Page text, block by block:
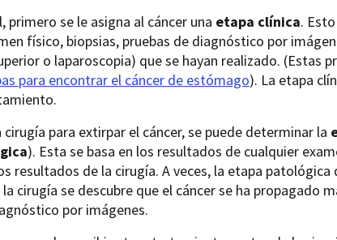
primero se le asigna al cáncer una etapa clínica.
físico, biopsias, pruebas de diagnóstico por
o laparoscopia) que se hayan realizado. (Estas
para encontrar el cáncer de estómago). La etapa
cirugía para extirpar el cáncer, se puede determinar la
). Esta se basa en los resultados de cualquier
resultados de la cirugía. A veces, la etapa
cirugía se descubre que el cáncer se ha propagado
por imágenes.